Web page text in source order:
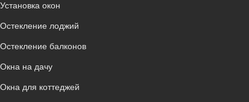
Установка окон
Остекление лоджий
Остекление балконов
Окна на дачу
Окна для коттеджей